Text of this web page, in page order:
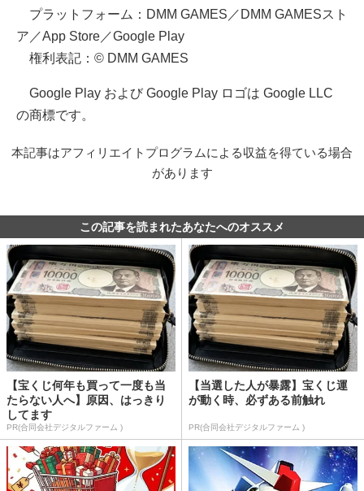
プラットフォーム：DMM GAMES／DMM GAMESスト
ア／App Store／Google Play
権利表記：© DMM GAMES
Google Play および Google Play ロゴは Google LLC
の商標です。
本記事はアフィリエイトプログラムによる収益を得ている場合
があります
この記事を読まれたあなたへのオススメ
【宝くじ何年も買って一度も当
たらない人へ】原因、はっきり
してます
PR(合同会社デジタルファーム )
【当選した人が暴露】宝くじ運
が動く時、必ずある前触れ
PR(合同会社デジタルファーム )